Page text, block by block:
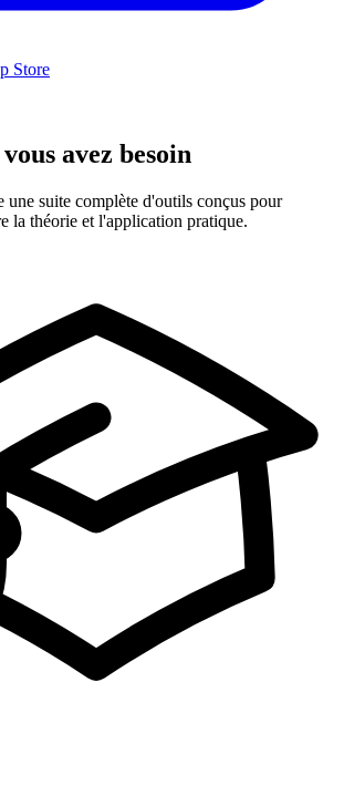
Store
avez besoin
une suite complète d'outils conçus pour
la théorie et l'application pratique.